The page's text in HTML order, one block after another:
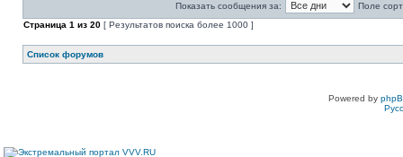
Показать сообщения за:
Поле
Страница 1 из 20 [ Результатов поиска более 1000 ]
Список форумов
Powered by